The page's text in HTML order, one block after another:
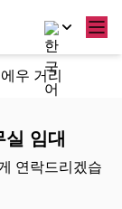
우 거리
임대
연락드리겠습